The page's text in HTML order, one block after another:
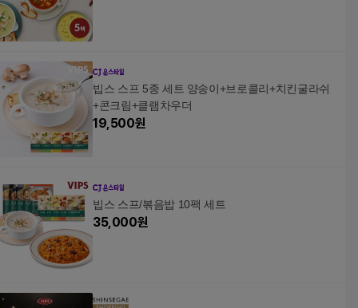
빕스 스프 5종 세트 양송이+브로콜리+치킨굴라쉬
+콘크림+클램차우더
19,500원
빕스 스프/볶음밥 10팩 세트
35,000원